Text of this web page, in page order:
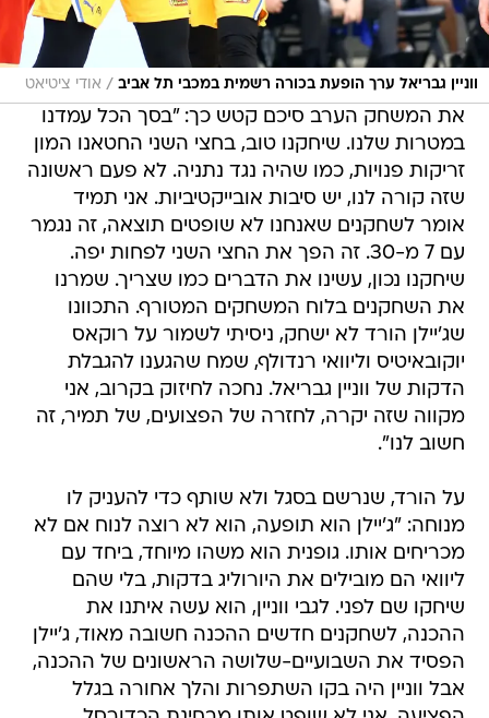
ווניין גבריאל ערך הופעת בכורה רשמית במכבי תל אביב / אודי ציטיאט
את המשחק הערב סיכם קטש כך: "בסך הכל עמדנו
במטרות שלנו. שיחקנו טוב, בחצי השני החטאנו המון
זריקות פנויות, כמו שהיה נגד נתניה. לא פעם ראשונה
שזה קורה לנו, יש סיבות אובייקטיביות. אני תמיד
אומר לשחקנים שאנחנו לא שופטים תוצאה, זה נגמר
עם 7 מ-30. זה הפך את החצי השני לפחות יפה.
שיחקנו נכון, עשינו את הדברים כמו שצריך. שמרנו
את השחקנים בלוח המשחקים המטורף. התכוונו
שג'יילן הורד לא ישחק, ניסיתי לשמור על רוקאס
יוקובאיטיס וליוואי רנדולף, שמח שהגענו להגבלת
הדקות של ווניין גבריאל. נחכה לחיזוק בקרוב, אני
מקווה שזה יקרה, לחזרה של הפצועים, של תמיר, זה
חשוב לנו".
על הורד, שנרשם בסגל ולא שותף כדי להעניק לו
מנוחה: "ג'יילן הוא תופעה, הוא לא רוצה לנוח אם לא
מכריחים אותו. גופנית הוא משהו מיוחד, ביחד עם
ליוואי הם מובילים את היורוליג בדקות, בלי שהם
שיחקו שם לפני. לגבי ווניין, הוא עשה איתנו את
ההכנה, לשחקנים חדשים ההכנה חשובה מאוד, ג'יילן
הפסיד את השבועיים-שלושה הראשונים של ההכנה,
אבל ווניין היה בקו השתפרות והלך אחורה בגלל